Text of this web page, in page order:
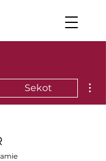
MRFR
Sekot